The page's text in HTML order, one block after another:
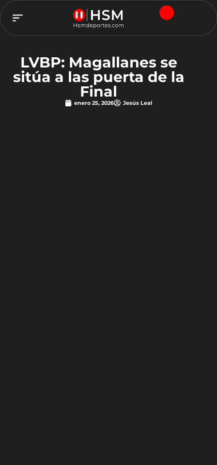
LVBP: Magallanes se
sitúa a las puerta de la
Final
enero 25, 2026 Jesús Leal